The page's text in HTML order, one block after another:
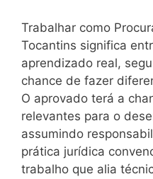
Trabalhar como
Tocantins significa
aprendizado real,
chance de fazer
O aprovado terá a
relevantes para o
assumindo
prática jurídica
trabalho que alia